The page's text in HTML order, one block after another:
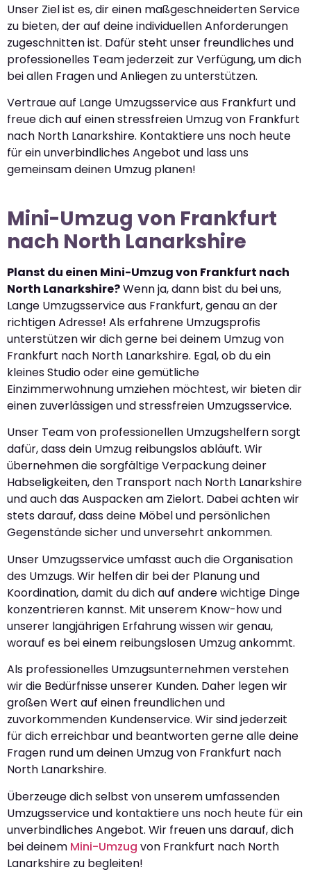
Unser Ziel ist es, dir einen maßgeschneiderten Service
zu bieten, der auf deine individuellen Anforderungen
zugeschnitten ist. Dafür steht unser freundliches und
professionelles Team jederzeit zur Verfügung, um dich
bei allen Fragen und Anliegen zu unterstützen.
Vertraue auf Lange Umzugsservice aus Frankfurt und
freue dich auf einen stressfreien Umzug von Frankfurt
nach North Lanarkshire. Kontaktiere uns noch heute
für ein unverbindliches Angebot und lass uns
gemeinsam deinen Umzug planen!
Mini-Umzug von Frankfurt
nach North Lanarkshire
Planst du einen Mini-Umzug von Frankfurt nach
North Lanarkshire?Wenn ja, dann bist du bei uns,
Lange Umzugsservice aus Frankfurt, genau an der
richtigen Adresse! Als erfahrene Umzugsprofis
unterstützen wir dich gerne bei deinem Umzug von
Frankfurt nach North Lanarkshire. Egal, ob du ein
kleines Studio oder eine gemütliche
Einzimmerwohnung umziehen möchtest, wir bieten dir
einen zuverlässigen und stressfreien Umzugsservice.
Unser Team von professionellen Umzugshelfern sorgt
dafür, dass dein Umzug reibungslos abläuft. Wir
übernehmen die sorgfältige Verpackung deiner
Habseligkeiten, den Transport nach North Lanarkshire
und auch das Auspacken am Zielort. Dabei achten wir
stets darauf, dass deine Möbel und persönlichen
Gegenstände sicher und unversehrt ankommen.
Unser Umzugsservice umfasst auch die Organisation
des Umzugs. Wir helfen dir bei der Planung und
Koordination, damit du dich auf andere wichtige Dinge
konzentrieren kannst. Mit unserem Know-how und
unserer langjährigen Erfahrung wissen wir genau,
worauf es bei einem reibungslosen Umzug ankommt.
Als professionelles Umzugsunternehmen verstehen
wir die Bedürfnisse unserer Kunden. Daher legen wir
großen Wert auf einen freundlichen und
zuvorkommenden Kundenservice. Wir sind jederzeit
für dich erreichbar und beantworten gerne alle deine
Fragen rund um deinen Umzug von Frankfurt nach
North Lanarkshire.
Überzeuge dich selbst von unserem umfassenden
Umzugsservice und kontaktiere uns noch heute für ein
unverbindliches Angebot. Wir freuen uns darauf, dich
bei deinem Mini-Umzug von Frankfurt nach North
Lanarkshire zu begleiten!